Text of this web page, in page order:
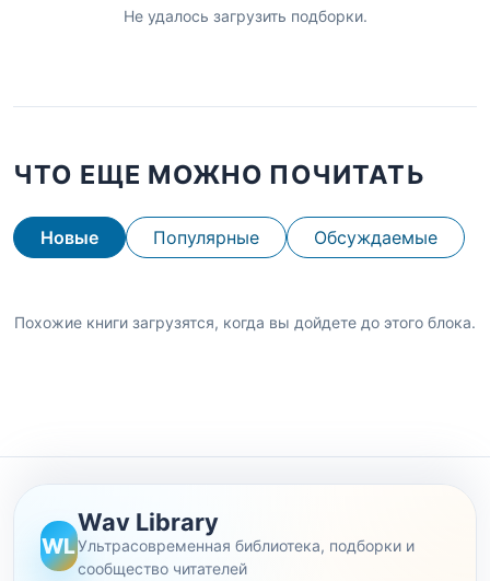
Не удалось загрузить подборки.
ЧТО ЕЩЕ МОЖНО ПОЧИТАТЬ
Новые Популярные Обсуждаемые
Похожие книги загрузятся, когда вы дойдете до этого блока.
WL
Wav Library
Ультрасовременная библиотека, подборки и
сообщество читателей